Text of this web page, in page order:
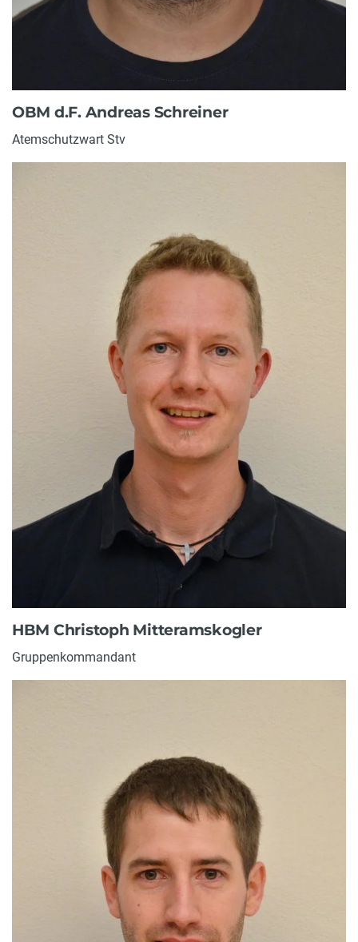
OBM d.F. Andreas Schreiner
Atemschutzwart Stv
HBM Christoph Mitteramskogler
Gruppenkommandant